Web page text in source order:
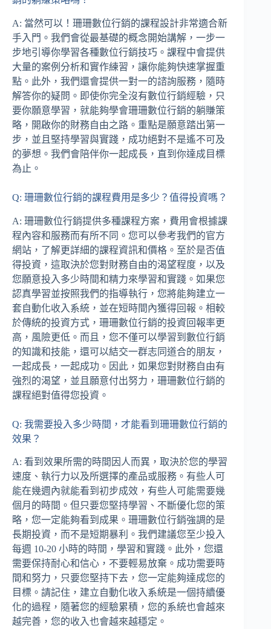
A: 當然可以！珊珊數位行銷的課程設計非常適合新
手入門。我們會從最基礎的概念開始講解，一步一
步地引導你學習各種數位行銷技巧。課程中會提供
大量的案例分析和實作練習，讓你能夠快速掌握重
點。此外，我們還會提供一對一的諮詢服務，隨時
解答你的疑問。即使你完全沒有數位行銷經驗，只
要你願意學習，就能夠學會珊珊數位行銷的躺賺策
略，開啟你的財務自由之路。重點是願意踏出第一
步，並且堅持學習與實踐，成功絕對不是遙不可及
的夢想。我們會陪伴你一起成長，直到你達成目標
為止。
Q: 珊珊數位行銷的課程費用是多少？值得投資嗎？
A: 珊珊數位行銷提供多種課程方案，費用會根據課
程內容和服務而有所不同。您可以參考我們的官方
網站，了解更詳細的課程資訊和價格。至於是否值
得投資，這取決於您對財務自由的渴望程度，以及
您願意投入多少時間和精力來學習和實踐。如果您
認真學習並按照我們的指導執行，您將能夠建立一
套自動化收入系統，並在短時間內獲得回報。相較
於傳統的投資方式，珊珊數位行銷的投資回報率更
高，風險更低。而且，您不僅可以學習到數位行銷
的知識和技能，還可以結交一群志同道合的朋友，
一起成長，一起成功。因此，如果您對財務自由有
強烈的渴望，並且願意付出努力，珊珊數位行銷的
課程絕對值得您投資。
Q: 我需要投入多少時間，才能看到珊珊數位行銷的
效果？
A: 看到效果所需的時間因人而異，取決於您的學習
速度、執行力以及所選擇的產品或服務。有些人可
能在幾週內就能看到初步成效，有些人可能需要幾
個月的時間。但只要您堅持學習、不斷優化您的策
略，您一定能夠看到成果。珊珊數位行銷強調的是
長期投資，而不是短期暴利。我們建議您至少投入
每週 10-20 小時的時間，學習和實踐。此外，您還
需要保持耐心和信心，不要輕易放棄。成功需要時
間和努力，只要您堅持下去，您一定能夠達成您的
目標。請記住，建立自動化收入系統是一個持續優
化的過程，隨著您的經驗累積，您的系統也會越來
越完善，您的收入也會越來越穩定。